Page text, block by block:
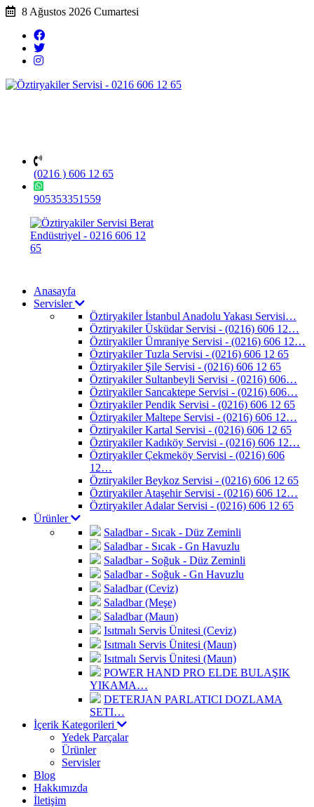
8 Ağustos 2026 Cumartesi
(0216 ) 606 12 65
905353351559
Anasayfa
Servisler
Öztiryakiler İstanbul Anadolu Yakası Servisi…
Öztiryakiler Üsküdar Servisi - (0216) 606 12…
Öztiryakiler Ümraniye Servisi - (0216) 606 12…
Öztiryakiler Tuzla Servisi - (0216) 606 12 65
Öztiryakiler Şile Servisi - (0216) 606 12 65
Öztiryakiler Sultanbeyli Servisi - (0216) 606…
Öztiryakiler Sancaktepe Servisi - (0216) 606…
Öztiryakiler Pendik Servisi - (0216) 606 12 65
Öztiryakiler Maltepe Servisi - (0216) 606 12…
Öztiryakiler Kartal Servisi - (0216) 606 12 65
Öztiryakiler Kadıköy Servisi - (0216) 606 12…
Öztiryakiler Çekmeköy Servisi - (0216) 606
12…
Öztiryakiler Beykoz Servisi - (0216) 606 12 65
Öztiryakiler Ataşehir Servisi - (0216) 606 12…
Öztiryakiler Adalar Servisi - (0216) 606 12 65
Ürünler
Saladbar - Sıcak - Düz Zeminli
Saladbar - Sıcak - Gn Havuzlu
Saladbar - Soğuk - Düz Zeminli
Saladbar - Soğuk - Gn Havuzlu
Saladbar (Ceviz)
Saladbar (Meşe)
Saladbar (Maun)
Isıtmalı Servis Ünitesi (Ceviz)
Isıtmalı Servis Ünitesi (Maun)
Isıtmalı Servis Ünitesi (Maun)
POWER HAND PRO ELDE BULAŞIK
YIKAMA…
DETERJAN PARLATICI DOZLAMA
SETI…
İçerik Kategorileri
Yedek Parçalar
Ürünler
Servisler
Blog
Hakkımızda
İletişim